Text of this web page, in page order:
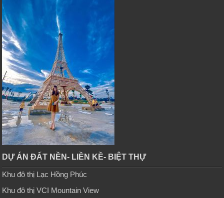
DỰ ÁN ĐẤT NỀN- LIỀN KỀ- BIỆT THỰ
Khu đô thị Lạc Hồng Phúc
Khu đô thị VCI Mountain View